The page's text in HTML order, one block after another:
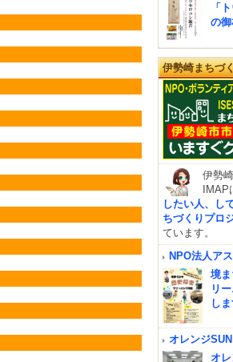
「
の
伊勢崎まちづ
伊勢
IMAP
したい人、し
ちづくりプロ
ています。
NPO法人ア
境
リ
し
オレンジ
オ